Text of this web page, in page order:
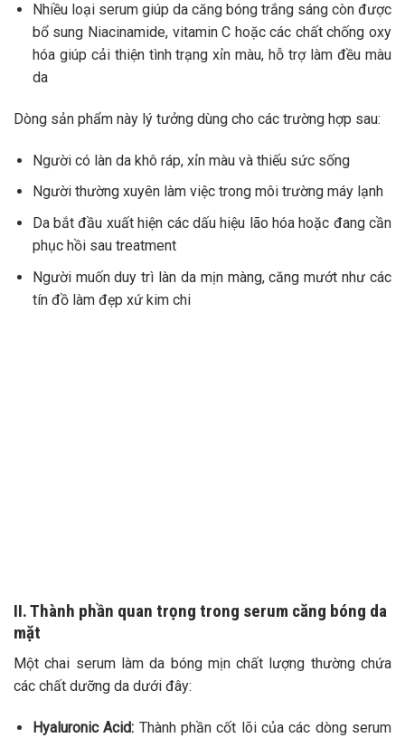
Nhiều loại serum giúp da căng bóng trắng sáng còn được
bổ sung Niacinamide, vitamin C hoặc các chất chống oxy
hóa giúp cải thiện tình trạng xỉn màu, hỗ trợ làm đều màu
da
Dòng sản phẩm này lý tưởng dùng cho các trường hợp sau:
Người có làn da khô ráp, xỉn màu và thiếu sức sống
Người thường xuyên làm việc trong môi trường máy lạnh
Da bắt đầu xuất hiện các dấu hiệu lão hóa hoặc đang cần
phục hồi sau treatment
Người muốn duy trì làn da mịn màng, căng mướt như các
tín đồ làm đẹp xứ kim chi
II. Thành phần quan trọng trong serum căng bóng da
mặt
Một chai serum làm da bóng mịn chất lượng thường chứa
các chất dưỡng da dưới đây:
Hyaluronic Acid: Thành phần cốt lõi của các dòng serum